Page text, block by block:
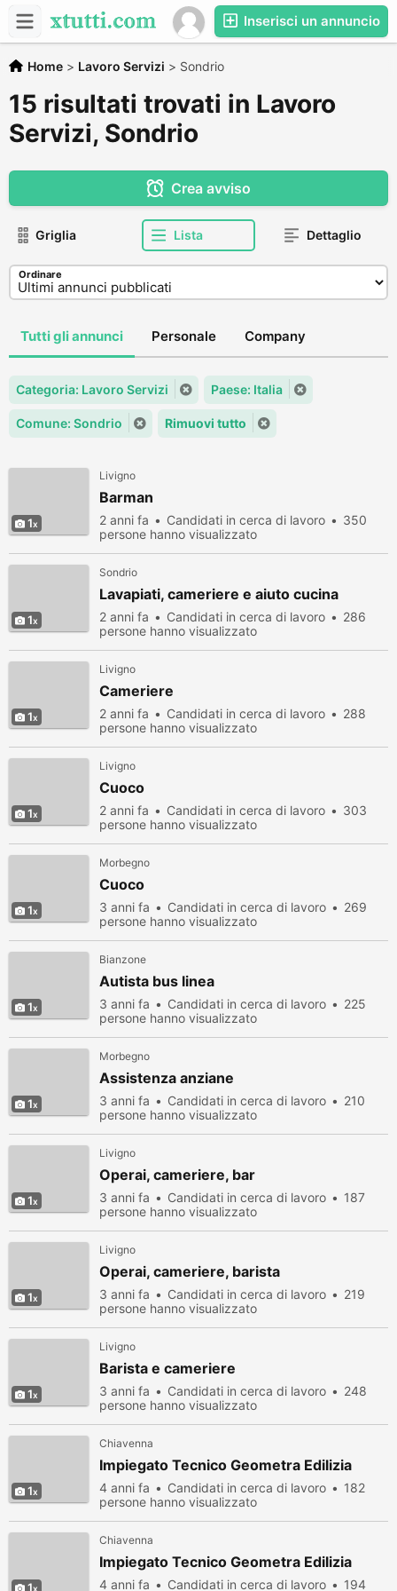
Inserisci un annuncio
Home > Lavoro Servizi > Sondrio
15 risultati trovati in Lavoro
Servizi, Sondrio
Crea avviso
Griglia Lista Dettaglio
Ordinare
Tutti gli annunci Personale Company
Categoria: Lavoro Servizi Paese: Italia
Comune: Sondrio Rimuovi tutto
1
Livigno
Barman
2 anni fa Candidati in cerca di lavoro
350
persone hanno visualizzato
1
Sondrio
Lavapiati, cameriere e aiuto cucina
2 anni fa Candidati in cerca di lavoro
286
persone hanno visualizzato
1
Livigno
Cameriere
2 anni fa Candidati in cerca di lavoro
288
persone hanno visualizzato
1
Livigno
Cuoco
2 anni fa Candidati in cerca di lavoro
303
persone hanno visualizzato
1
Morbegno
Cuoco
3 anni fa Candidati in cerca di lavoro
269
persone hanno visualizzato
1
Bianzone
Autista bus linea
3 anni fa Candidati in cerca di lavoro
225
persone hanno visualizzato
1
Morbegno
Assistenza anziane
3 anni fa Candidati in cerca di lavoro
210
persone hanno visualizzato
1
Livigno
Operai, cameriere, bar
3 anni fa Candidati in cerca di lavoro
187
persone hanno visualizzato
1
Livigno
Operai, cameriere, barista
3 anni fa Candidati in cerca di lavoro
219
persone hanno visualizzato
1
Livigno
Barista e cameriere
3 anni fa Candidati in cerca di lavoro
248
persone hanno visualizzato
1
Chiavenna
Impiegato Tecnico Geometra Edilizia
4 anni fa Candidati in cerca di lavoro
182
persone hanno visualizzato
1
Chiavenna
Impiegato Tecnico Geometra Edilizia
4 anni fa Candidati in cerca di lavoro 194